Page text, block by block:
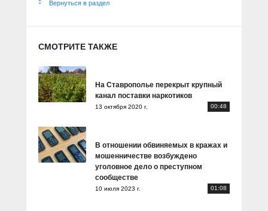
Вернуться в раздел
СМОТРИТЕ ТАКЖЕ
На Ставрополье перекрыт крупный
канал поставки наркотиков
13 октября 2020 г. 00:48
В отношении обвиняемых в кражах и
мошенничестве возбуждено
уголовное дело о преступном
сообществе
10 июля 2023 г. 01:08